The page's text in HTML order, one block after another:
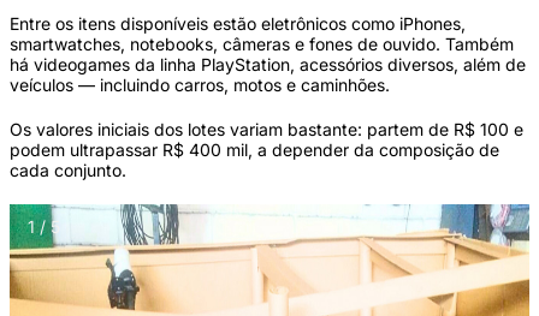
Entre os itens disponíveis estão eletrônicos como iPhones,
smartwatches, notebooks, câmeras e fones de ouvido. Também
há videogames da linha PlayStation, acessórios diversos, além de
veículos — incluindo carros, motos e caminhões.
Os valores iniciais dos lotes variam bastante: partem de R$ 100 e
podem ultrapassar R$ 400 mil, a depender da composição de
cada conjunto.
1 / 5